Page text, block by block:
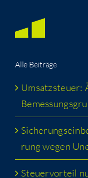
Alle Bei­trä­ge
Umsatz­steu­er:
rung wegen
Steu­er­vor­teil